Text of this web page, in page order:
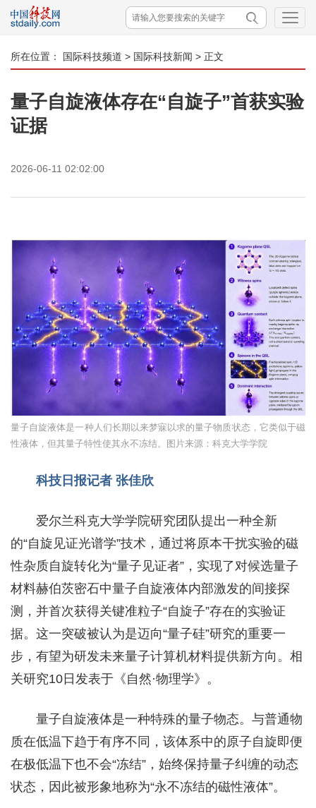
所在位置： 国际科技频道 > 国际科技新闻 > 正文
量子自旋液体存在“自旋子”首获实验
证据
2026-06-11 02:02:00
量子自旋液体是一种人们长期以来梦寐以求的量子物质状态，它类似于磁
性液体，但其量子特性使其永不冻结。图片来源：科克大学学院
科技日报记者 张佳欣
爱尔兰科克大学学院研究团队提出一种全新
的“自旋见证光谱学”技术，通过将原本干扰实验的磁
性杂质自旋转化为“量子见证者”，实现了对候选量子
材料赫伯茨密石中量子自旋液体内部激发的间接探
测，并首次获得关键准粒子“自旋子”存在的实验证
据。这一突破被认为是迈向“量子硅”研究的重要一
步，有望为研发未来量子计算机材料提供新方向。相
关研究10日发表于《自然·物理学》。
量子自旋液体是一种特殊的量子物态。与普通物
质在低温下趋于有序不同，该体系中的原子自旋即便
在极低温下也不会“冻结”，始终保持量子纠缠的动态
状态，因此被形象地称为“永不冻结的磁性液体”。